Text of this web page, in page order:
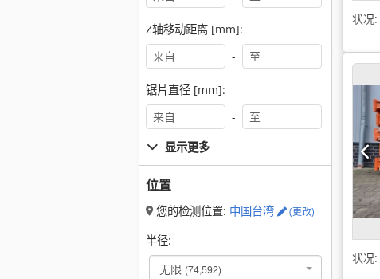
Z轴移动距离 [mm]:
-
锯片直径 [mm]:
-
显示更多
位置
您的检测位置: 中国台湾 (更改)
半径:
无限 (74,592)
状况:
状况: